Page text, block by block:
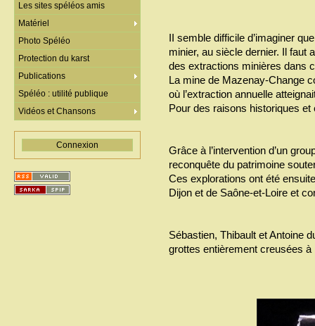
II semble difficile d’imaginer
minier, au siècle dernier. Il
des extractions minières dans
La mine de Mazenay-Change
où l’extraction annuelle
Pour des raisons historiques et
Grâce à l’intervention d’un
reconquête du patrimoine
Ces explorations ont été
Dijon et de Saône-et-Loire et
Sébastien, Thibault et Antoine
grottes entièrement creusées à
Les sites spéléos amis
Matériel
Photo Spéléo
Protection du karst
Publications
Spéléo : utilité publique
Vidéos et Chansons
Connexion